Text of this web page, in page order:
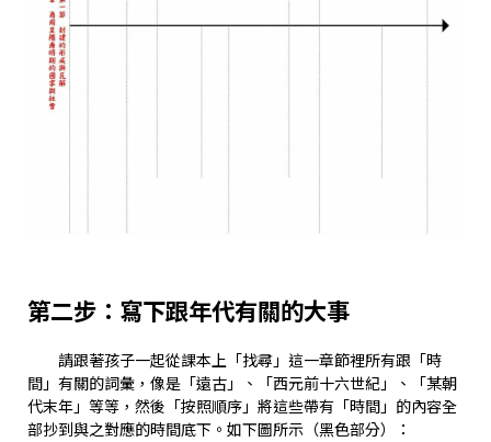
第二步：寫下跟年代有關的大事
請跟著孩子一起從課本上「找尋」這一章節裡所有跟「時
間」有關的詞彙，像是「遠古」、「西元前十六世紀」、「某朝
代末年」等等，然後「按照順序」將這些帶有「時間」的內容全
部抄到與之對應的時間底下。如下圖所示（黑色部分）：